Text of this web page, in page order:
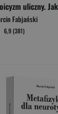
Fabjański
6,9 (381)